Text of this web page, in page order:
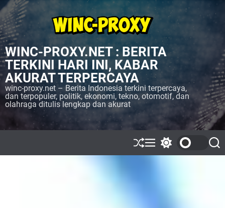
i
p
t
o
WINC-PROXY.NET : BERITA
TERKINI HARI INI, KABAR
AKURAT TERPERCAYA
winc-proxy.net – Berita Indonesia terkini terpercaya,
dan terpopuler, politik, ekonomi, tekno, otomotif, dan
olahraga ditulis lengkap dan akurat
S
h
M
e
w
S
e